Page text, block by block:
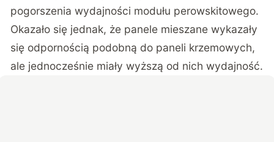
pogorszenia wydajności modułu perowskitowego.
Okazało się jednak, że panele mieszane wykazały
się odpornością podobną do paneli krzemowych,
ale jednocześnie miały wyższą od nich wydajność.